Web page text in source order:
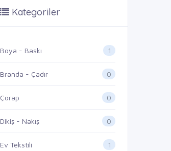
Kategoriler
Boya - Baskı 1
Branda - Çadır 0
Çorap 0
Dikiş - Nakış 0
Ev Tekstili 1